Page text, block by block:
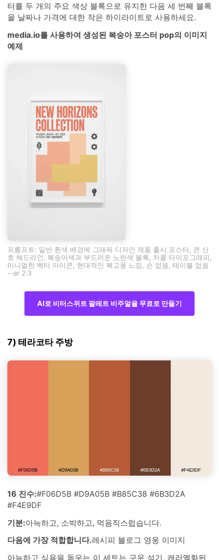
터를 두 개의 주요 색상 블록으로 유지한 다음 세 번째 블록
을 날짜나 가격에 대한 작은 하이라이트로 사용하세요.
media.io를 사용하여 생성된 복숭아 포스터 pop의 이미지
예제
프롬프트: 일반 흰색 배경에 그래픽 디자인 제품 출시 포스터, 큰 산
호 헤드라인, 복숭아색과 부드러운 노란색 블록, 차콜 타이포그래피,
미니멀한 벡터 아이콘, 현대적인 복고풍 느낌, 손 없음, 테이블 없음
--ar 2:3
AI로 비터스위트 팔레트 비주얼을 무료로 만들기
7) 테라코타 주방
16 진수:#F06D5B #D9A05B #B85C38 #6B3D2A
#F4E9DF
기분:아늑하고, 소박하고, 먹음직스럽습니다.
다음에 가장 적합합니다.레시피 블로그 영웅 이미지
아늑하고 식욕을 돋우는 이 세트는 구운 석기, 캐러멜화된